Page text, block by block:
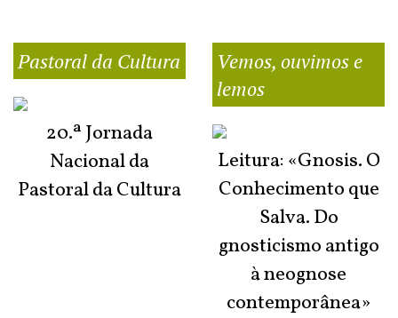
Pastoral da Cultura
20.ª Jornada
Nacional da
Pastoral da Cultura
Vemos, ouvimos e
lemos
Leitura: «Gnosis. O
Conhecimento que
Salva. Do
gnosticismo antigo
à neognose
contemporânea»